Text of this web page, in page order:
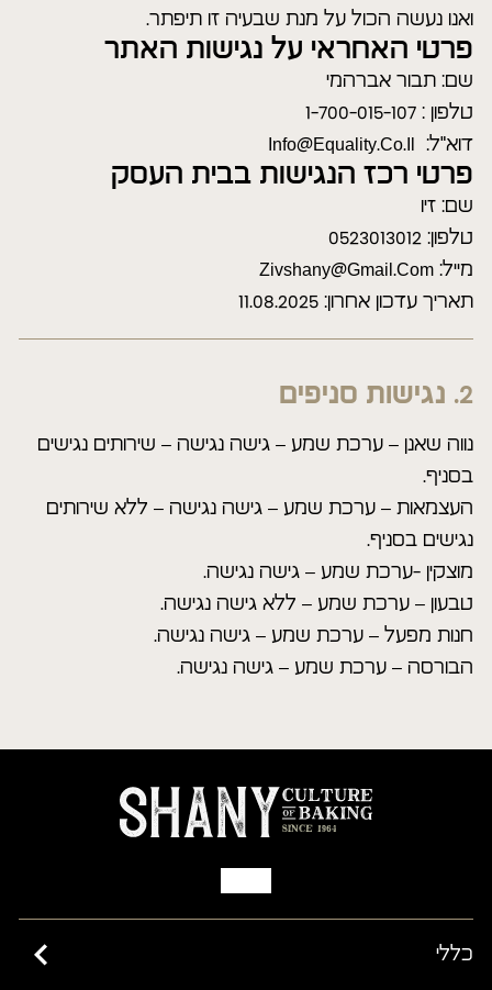
ואנו נעשה הכול על מנת שבעיה זו תיפתר.
פרטי האחראי על נגישות האתר
שם: תבור אברהמי
טלפון : 1-700-015-107
דוא"ל: Info@equality.co.il
פרטי רכז הנגישות בבית העסק
שם: זיו
טלפון: 0523013012
מייל: Zivshany@gmail.com
תאריך עדכון אחרון: 11.08.2025
נגישות סניפים
נווה שאנן – ערכת שמע – גישה נגישה – שירותים נגישים
בסניף.
העצמאות – ערכת שמע – גישה נגישה – ללא שירותים
נגישים בסניף.
מוצקין -ערכת שמע – גישה נגישה.
טבעון – ערכת שמע – ללא גישה נגישה.
חנות מפעל – ערכת שמע – גישה נגישה.
הבורסה – ערכת שמע – גישה נגישה.
כללי